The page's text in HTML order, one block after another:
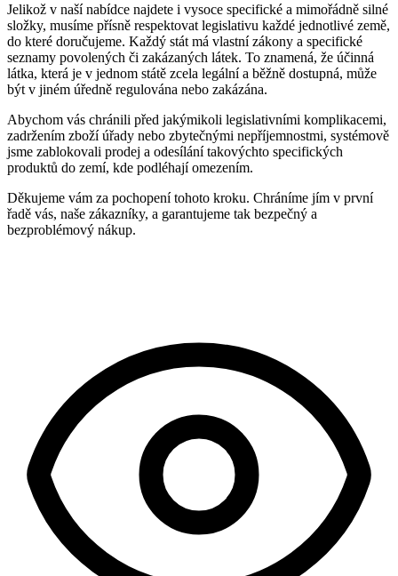
Jelikož v naší nabídce najdete i vysoce specifické a mimořádně silné
složky, musíme přísně respektovat legislativu každé jednotlivé země,
do které doručujeme. Každý stát má vlastní zákony a specifické
seznamy povolených či zakázaných látek. To znamená, že účinná
látka, která je v jednom státě zcela legální a běžně dostupná, může
být v jiném úředně regulována nebo zakázána.
Abychom vás chránili před jakýmikoli legislativními komplikacemi,
zadržením zboží úřady nebo zbytečnými nepříjemnostmi, systémově
jsme zablokovali prodej a odesílání takovýchto specifických
produktů do zemí, kde podléhají omezením.
Děkujeme vám za pochopení tohoto kroku. Chráníme jím v první
řadě vás, naše zákazníky, a garantujeme tak bezpečný a
bezproblémový nákup.